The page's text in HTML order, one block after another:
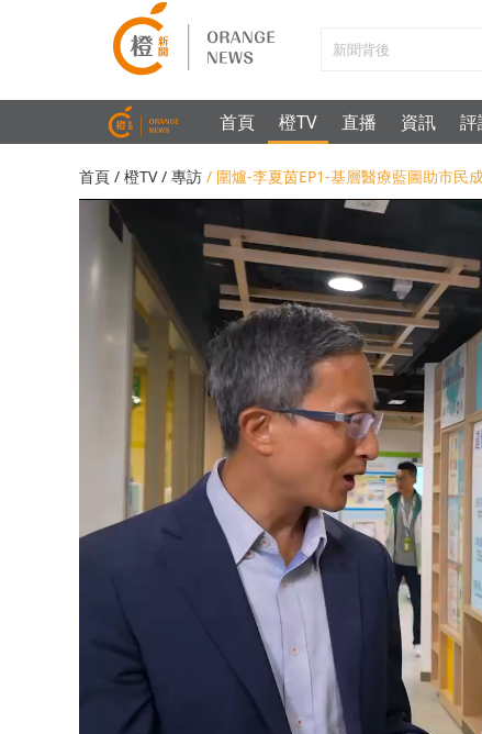
首頁 橙TV 直播 資訊 評
首頁 / 橙TV/ 專訪 / 圍爐-李夏茵EP1-基層醫療藍圖助市民